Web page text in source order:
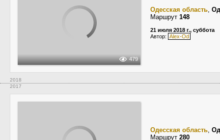
479
Одесская область,
Маршрут 148
21 июля 2018 г., суббота
Автор: Alex-Od
2018
2017
Одесская область,
Маршрут 280